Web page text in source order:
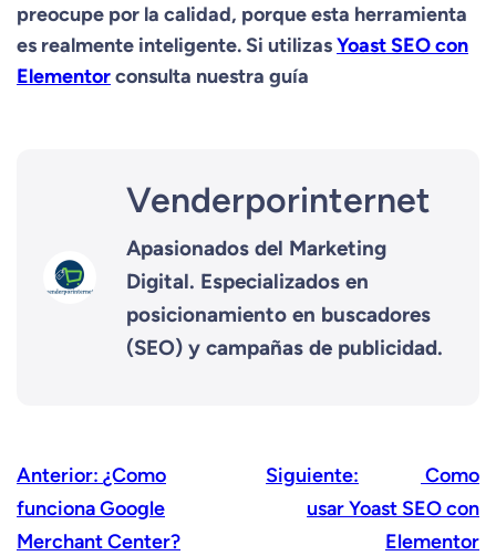
preocupe por la calidad, porque esta herramienta
es realmente inteligente. Si utilizasYoast SEO con
Elementorconsulta nuestra guía
Venderporinternet
Apasionados del Marketing
Digital. Especializados en
posicionamiento en buscadores
(SEO) y campañas de publicidad.
Anterior: ¿Como
funciona Google
Merchant Center?
Siguiente:
Como
usar Yoast SEO con
Elementor